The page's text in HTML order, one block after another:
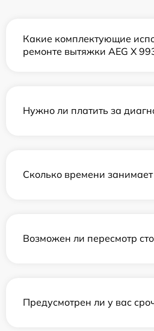
Какие комплектующие
ремонте вытяжки AEG X
Нужно ли платить за
Сколько времени
Возможен ли пересмотр
Предусмотрен ли у вас